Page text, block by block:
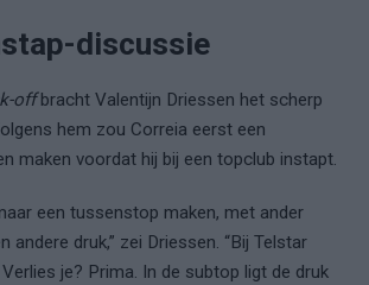
discussie
offbracht Valentijn Driessen het scherp
hem zou Correia eerst een
maken voordat hij bij een topclub instapt.
een tussenstop maken, met ander
andere druk,” zei Driessen. “Bij Telstar
je? Prima. In de subtop ligt de druk